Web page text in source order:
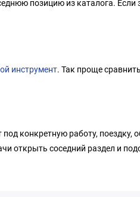
позицию из каталога. Если
инструмент. Так проще
конкретную работу, поездку,
открыть соседний раздел и